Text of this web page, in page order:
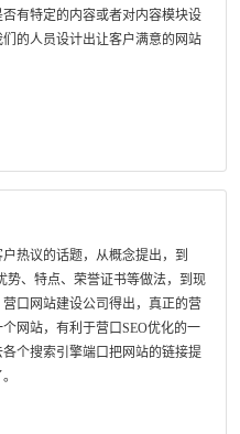
有特定的内容或者对内容模块设
的人员设计出让客户满意的网站
热议的话题，从概念提出，到
势、特点、荣誉证书等做法，到现
口网站建设公司得出，真正的营
网站，有利于营口SEO优化的一
个搜索引擎端口把网站的链接提